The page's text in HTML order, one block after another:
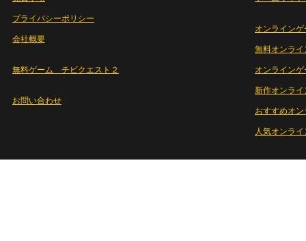
プライバシーポリシー
会社概要
無料ゲーム チビクエスト２
お問い合わせ
オンラインゲ
無料オンライ
オンライン
新作オンライ
おすすめオ
人気オンラ